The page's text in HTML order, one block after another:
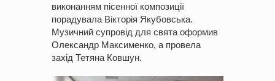
виконанням пісенної композиції
порадувала Вікторія Якубовська.
Музичний супровід для свята оформив
Олександр Максименко, а провела
захід Тетяна Ковшун.